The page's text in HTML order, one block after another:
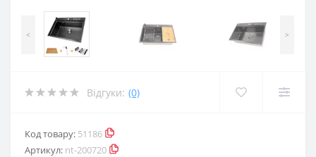
< >
Відгуки: (0)
Код товару: 51186
Артикул: nt-200720